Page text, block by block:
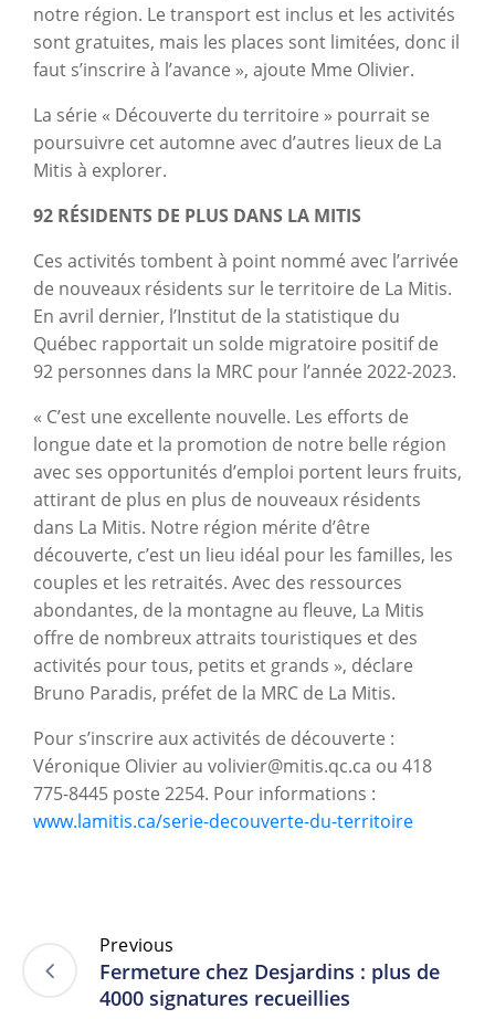
notre région. Le transport est inclus et les activités
sont gratuites, mais les places sont limitées, donc il
faut s’inscrire à l’avance », ajoute Mme Olivier.
La série « Découverte du territoire » pourrait se
poursuivre cet automne avec d’autres lieux de La
Mitis à explorer.
92 RÉSIDENTS DE PLUS DANS LA MITIS
Ces activités tombent à point nommé avec l’arrivée
de nouveaux résidents sur le territoire de La Mitis.
En avril dernier, l’Institut de la statistique du
Québec rapportait un solde migratoire positif de
92 personnes dans la MRC pour l’année 2022-2023.
« C’est une excellente nouvelle. Les efforts de
longue date et la promotion de notre belle région
avec ses opportunités d’emploi portent leurs fruits,
attirant de plus en plus de nouveaux résidents
dans La Mitis. Notre région mérite d’être
découverte, c’est un lieu idéal pour les familles, les
couples et les retraités. Avec des ressources
abondantes, de la montagne au fleuve, La Mitis
offre de nombreux attraits touristiques et des
activités pour tous, petits et grands », déclare
Bruno Paradis, préfet de la MRC de La Mitis.
Pour s’inscrire aux activités de découverte :
Véronique Olivier au volivier@mitis.qc.ca ou 418
775-8445 poste 2254. Pour informations :
www.lamitis.ca/serie-decouverte-du-territoire
Previous
Fermeture chez Desjardins : plus de
4000 signatures recueillies